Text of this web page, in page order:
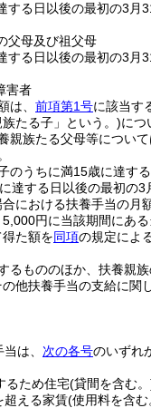
する日以後の最初の3月
父母及び祖父母
する日以後の最初の3月
害者
は、 前項第1号に該当す
たる子」という。)につ
親族たる父母等について
のうちに満15歳に達す
達する日以後の最初の3
における扶養手当の月額
円に当該期間にあ
た額を同項の規定によ
るもののほか、扶養親
他扶養手当の支給に関
は、 次の各号のいずれ
るため住宅(貸間を含む
超える家賃(使用料を含